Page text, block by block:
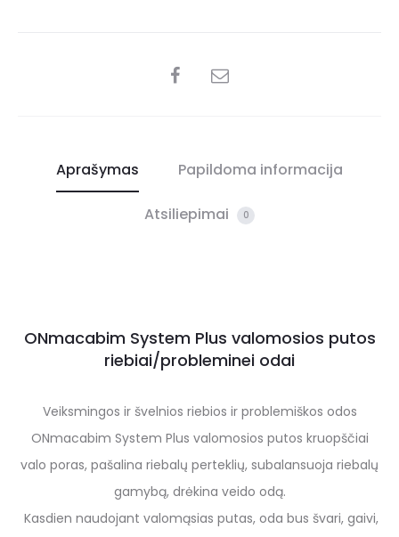
Aprašymas Papildoma informacija
Atsiliepimai 0
ONmacabim System Plus valomosios putos
riebiai/probleminei odai
Veiksmingos ir švelnios riebios ir problemiškos odos
ONmacabim System Plus valomosios putos kruopščiai
valo poras, pašalina riebalų perteklių, subalansuoja riebalų
gamybą, drėkina veido odą.
Kasdien naudojant valomąsias putas, oda bus švari, gaivi,